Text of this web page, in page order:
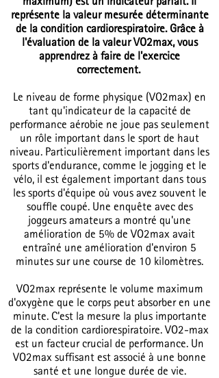
représente la valeur mesurée déterminante
de la condition cardiorespiratoire. Grâce à
l'évaluation de la valeur VO2max, vous
apprendrez à faire de l'exercice
correctement.
Le niveau de forme physique (VO2max) en
tant qu'indicateur de la capacité de
performance aérobie ne joue pas seulement
un rôle important dans le sport de haut
niveau. Particulièrement important dans les
sports d'endurance, comme le jogging et le
vélo, il est également important dans tous
les sports d'équipe où vous avez souvent le
souffle coupé. Une enquête avec des
joggeurs amateurs a montré qu'une
amélioration de 5% de VO2max avait
entraîné une amélioration d'environ 5
minutes sur une course de 10 kilomètres.
VO2max représente le volume maximum
d'oxygène que le corps peut absorber en une
minute. C'est la mesure la plus importante
de la condition cardiorespiratoire. VO2-max
est un facteur crucial de performance. Un
VO2max suffisant est associé à une bonne
santé et une longue durée de vie.